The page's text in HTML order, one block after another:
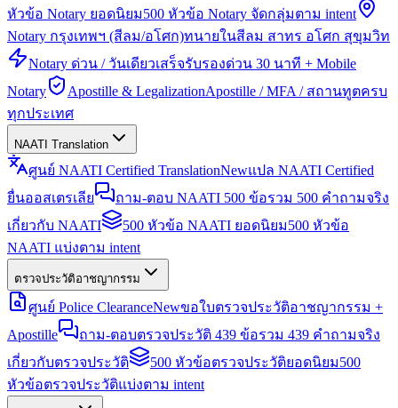
หัวข้อ Notary ยอดนิยม500 หัวข้อ Notary จัดกลุ่มตาม intent
Notary กรุงเทพฯ (สีลม/อโศก)ทนายในสีลม สาทร อโศก สุขุมวิท
Notary ด่วน / วันเดียวเสร็จรับรองด่วน 30 นาที + Mobile
Notary
Apostille & LegalizationApostille / MFA / สถานทูตครบ
ทุกประเทศ
NAATI Translation
ศูนย์ NAATI Certified TranslationNewแปล NAATI Certified
ยื่นออสเตรเลีย
ถาม-ตอบ NAATI 500 ข้อรวม 500 คำถามจริง
เกี่ยวกับ NAATI
500 หัวข้อ NAATI ยอดนิยม500 หัวข้อ
NAATI แบ่งตาม intent
ตรวจประวัติอาชญากรรม
ศูนย์ Police ClearanceNewขอใบตรวจประวัติอาชญากรรม +
Apostille
ถาม-ตอบตรวจประวัติ 439 ข้อรวม 439 คำถามจริง
เกี่ยวกับตรวจประวัติ
500 หัวข้อตรวจประวัติยอดนิยม500
หัวข้อตรวจประวัติแบ่งตาม intent